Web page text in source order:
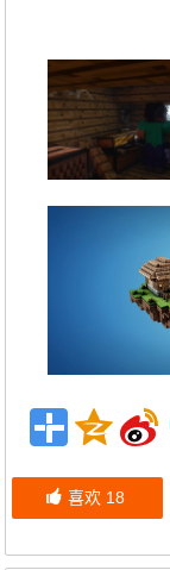
喜欢 18